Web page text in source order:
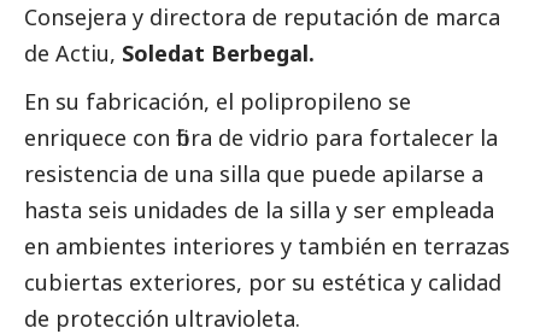
Consejera y directora de reputación de marca
de Actiu, Soledat Berbegal.
En su fabricación, el polipropileno se
enriquece con fibra de vidrio para fortalecer la
resistencia de una silla que puede apilarse a
hasta seis unidades de la silla y ser empleada
en ambientes interiores y también en terrazas
cubiertas exteriores, por su estética y calidad
de protección ultravioleta.